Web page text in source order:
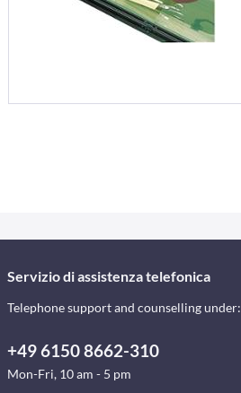
Servizio di assistenza telefonica
Telephone support and counselling under:
+49 6150 8662-310
Mon-Fri, 10 am - 5 pm